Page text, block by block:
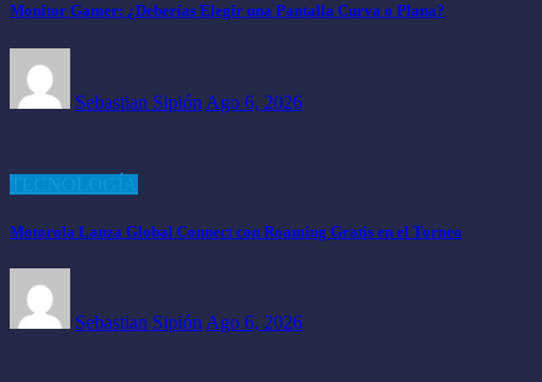
Monitor Gamer: ¿Deberías Elegir una Pantalla Curva o Plana?
Sebastian Sipión Ago 6, 2026
Motorola Lanza Global Connect con Roaming Gratis en el Torneo
Sebastian Sipión Ago 6, 2026